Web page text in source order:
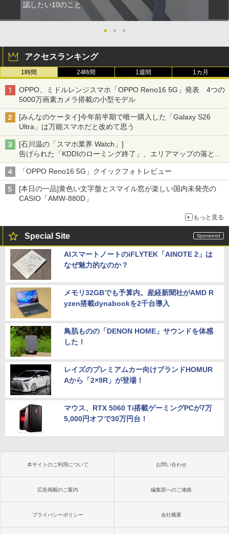
認したい10のこと
● ● ●
アクセスランキング
1時間 24時間 1週間 1カ月
OPPO、ミドルレンジスマホ「OPPO Reno16 5G」発表 4つの
5000万画素カメラ搭載の小型モデル
[みんなのケータイ]今年前半期で唯一購入した「Galaxy S26
Ultra」は万能スマホだと改めて思う
[石川温の「スマホ業界 Watch」]
告げられた「KDDIのローミング終了」、エリアマップの落とし
穴と楽天モバイルの課題
「OPPO Reno16 5G」クイックフォトレビュー
[本日の一品]黄色い文字盤とスマイル窓が楽しい国内未発売の
CASIO「AMW-880D」
もっと見る
Special Site
AIスマートノートのiFLYTEK「AINOTE 2」は
なぜ魅力的なのか？
メモリ32GBでも予算内。産経新聞社がAMD R
yzen搭載dynabookを2千台導入
鳥肌ものの「DENON HOME」サウンドを体感
した！
レイズのプレミアムカー向けブランドHOMUR
Aから「2×9R」が登場！
マウス、RTX 5060 Ti搭載ゲーミングPCが7万
5,000円オフで30万円台！
本サイトのご利用について お問い合わせ
広告掲載のご案内 編集部へのご連絡
プライバシーポリシー 会社概要